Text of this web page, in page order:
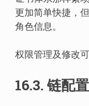
更加简单快捷，
角色信息。
权限管理及修改可
16.3.链配